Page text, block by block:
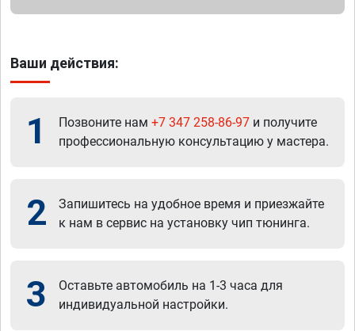
Ваши действия:
1 Позвоните нам +7 347 258-86-97 и получите
профессиональную консультацию у мастера.
2
Запишитесь на удобное время и приезжайте
к нам в сервис на установку чип тюнинга.
3
Оставьте автомобиль на 1-3 часа для
индивидуальной настройки.